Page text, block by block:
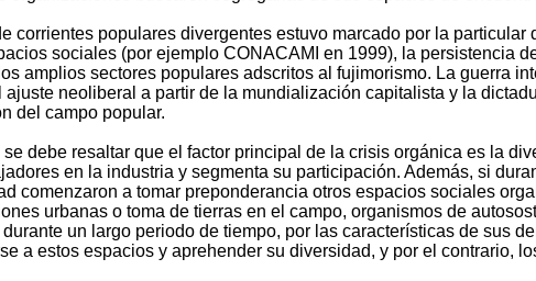
corrientes populares divergentes estuvo marcado por la
sociales (por ejemplo CONACAMI en 1999), la persistencia
amplios sectores populares adscritos al fujimorismo. La guerra
ajuste neoliberal a partir de la mundialización capitalista y la
del campo popular.
debe resaltar que el factor principal de la crisis orgánica es la
en la industria y segmenta su participación. Además, si
comenzaron a tomar preponderancia otros espacios sociales
urbanas o toma de tierras en el campo, organismos de
un largo periodo de tiempo, por las características de sus
a estos espacios y aprehender su diversidad, y por el contrario,